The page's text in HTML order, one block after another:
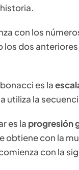
con los
dos
es la
utiliza la
es la progresión
obtiene con la
con la